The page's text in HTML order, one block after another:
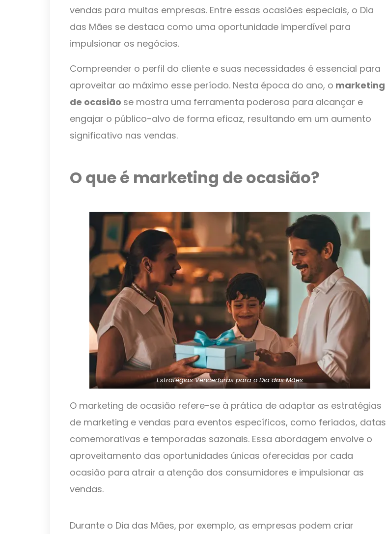
vendas para muitas empresas. Entre essas ocasiões especiais, o Dia
das Mães se destaca como uma oportunidade imperdível para
impulsionar os negócios.
Compreender o perfil do cliente e suas necessidades é essencial para
aproveitar ao máximo esse período. Nesta época do ano, o marketing
de ocasião se mostra uma ferramenta poderosa para alcançar e
engajar o público-alvo de forma eficaz, resultando em um aumento
significativo nas vendas.
O que é marketing de ocasião?
Estratégias Vencedoras para o Dia das Mães
O marketing de ocasião refere-se à prática de adaptar as estratégias
de marketing e vendas para eventos específicos, como feriados, datas
comemorativas e temporadas sazonais. Essa abordagem envolve o
aproveitamento das oportunidades únicas oferecidas por cada
ocasião para atrair a atenção dos consumidores e impulsionar as
vendas.
Durante o Dia das Mães, por exemplo, as empresas podem criar